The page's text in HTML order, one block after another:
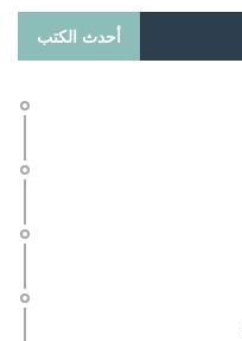
أحدث الكتب